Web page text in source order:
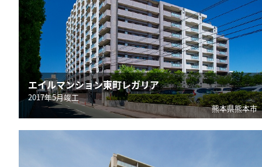
エイルマンション東町レガリア
2017年5月竣工
熊本県熊本市